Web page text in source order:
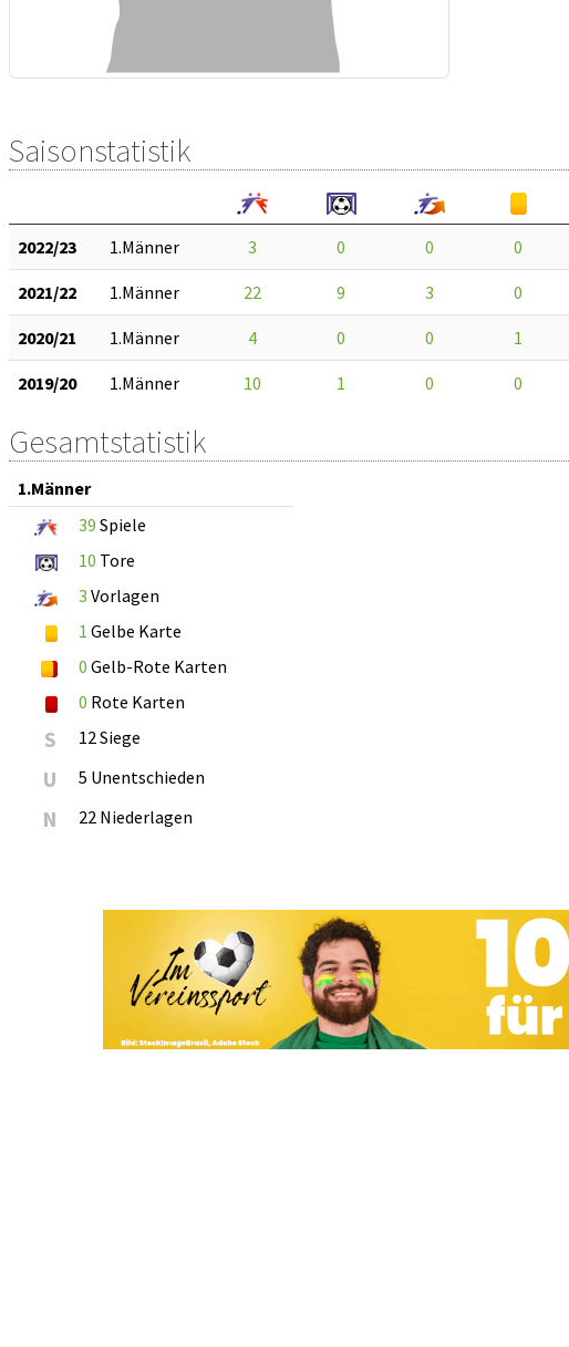
Saisonstatistik
2022/23 1.Männer 3 0 0 0
2021/22 1.Männer 22 9 3 0
2020/21 1.Männer 4 0 0 1
2019/20 1.Männer 10 1 0 0
Gesamtstatistik
1.Männer
39 Spiele
10 Tore
3 Vorlagen
1 Gelbe Karte
0 Gelb-Rote Karten
0 Rote Karten
S 12 Siege
U 5 Unentschieden
N 22 Niederlagen